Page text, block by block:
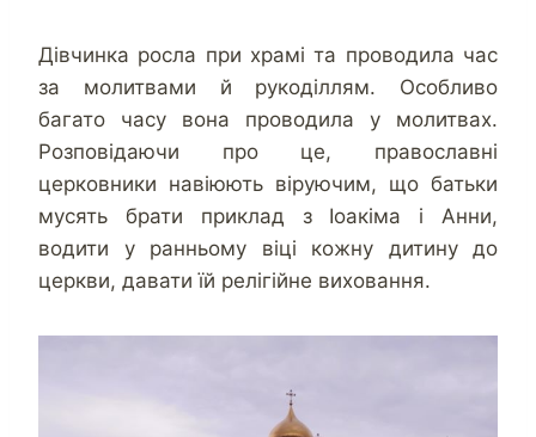
Дівчинка росла при храмі та проводила час
за молитвами й рукоділлям. Особливо
багато часу вона проводила у молитвах.
Розповідаючи про це, православні
церковники навіюють віруючим, що батьки
мусять брати приклад з Іоакіма і Анни,
водити у ранньому віці кожну дитину до
церкви, давати їй релігійне виховання.